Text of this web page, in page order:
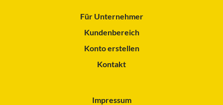
Für Unternehmer
Kundenbereich
Konto erstellen
Kontakt
Impressum